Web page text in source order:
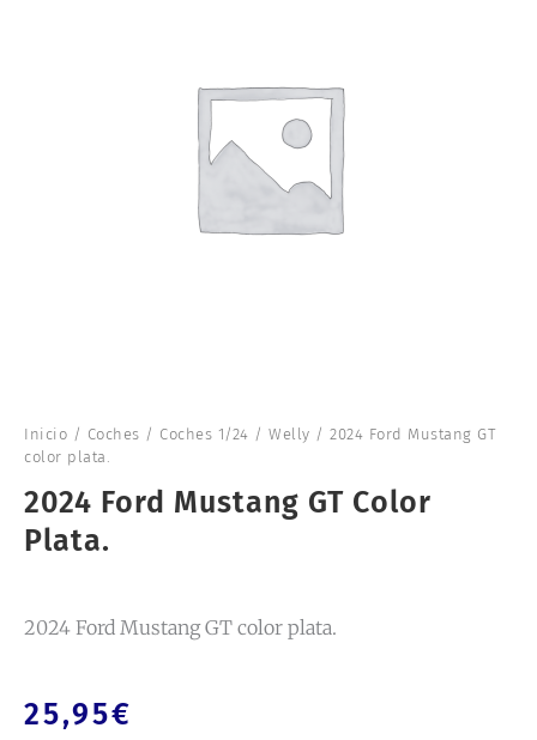
Inicio / Coches / Coches 1/24 / Welly / 2024 Ford Mustang GT
color plata.
2024 Ford Mustang GT Color
Plata.
2024 Ford Mustang GT color plata.
25,95€